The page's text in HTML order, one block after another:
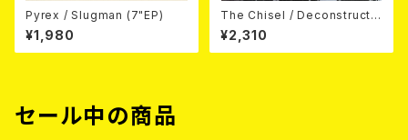
Pyrex / Slugman (7"EP)
¥1,980
The Chisel / Deconstructiv
e Surgery (7"EP)
¥2,310
セール中の商品